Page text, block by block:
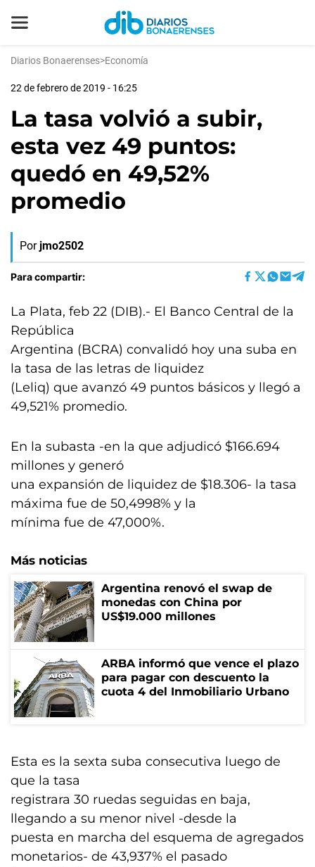
Diarios Bonaerenses>Economía
22 de febrero de 2019 - 16:25
La tasa volvió a subir,
esta vez 49 puntos:
quedó en 49,52%
promedio
Por jmo2502
Para compartir:
La Plata, feb 22 (DIB).- El Banco Central de la
República
Argentina (BCRA) convalidó hoy una suba en
la tasa de las letras de liquidez
(Leliq) que avanzó 49 puntos básicos y llegó a
49,521% promedio.
En la subasta -en la que adjudicó $166.694
millones y generó
una expansión de liquidez de $18.306- la tasa
máxima fue de 50,4998% y la
mínima fue de 47,000%.
Más noticias
Argentina renovó el swap de
monedas con China por
US$19.000 millones
ARBA informó que vence el plazo
para pagar con descuento la
cuota 4 del Inmobiliario Urbano
Esta es la sexta suba consecutiva luego de
que la tasa
registrara 30 ruedas seguidas en baja,
llegando a su menor nivel -desde la
puesta en marcha del esquema de agregados
monetarios- de 43,937% el pasado